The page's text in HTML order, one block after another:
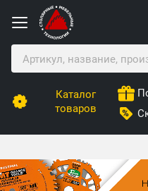
Каталог
товаров
Столярные